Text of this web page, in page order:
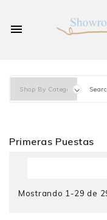

Primeras Puestas
Mostrando 1-29 de
Iniciar sesión
You need to be